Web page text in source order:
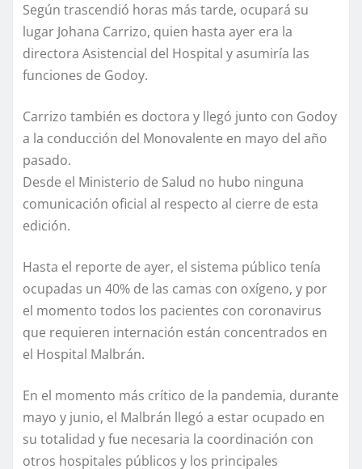
Según trascendió horas más tarde, ocupará su
lugar Johana Carrizo, quien hasta ayer era la
directora Asistencial del Hospital y asumiría las
funciones de Godoy.
Carrizo también es doctora y llegó junto con Godoy
a la conducción del Monovalente en mayo del año
pasado.
Desde el Ministerio de Salud no hubo ninguna
comunicación oficial al respecto al cierre de esta
edición.
Hasta el reporte de ayer, el sistema público tenía
ocupadas un 40% de las camas con oxígeno, y por
el momento todos los pacientes con coronavirus
que requieren internación están concentrados en
el Hospital Malbrán.
En el momento más crítico de la pandemia, durante
mayo y junio, el Malbrán llegó a estar ocupado en
su totalidad y fue necesaria la coordinación con
otros hospitales públicos y los principales